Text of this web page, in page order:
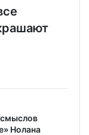
смыслов
Нолана